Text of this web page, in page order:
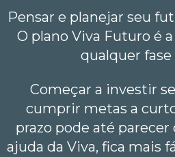
Pensar e planejar seu
O plano Viva Futuro é
qualquer fase
Começar a investir
cumprir metas a
prazo pode até parecer
ajuda da Viva, fica mais